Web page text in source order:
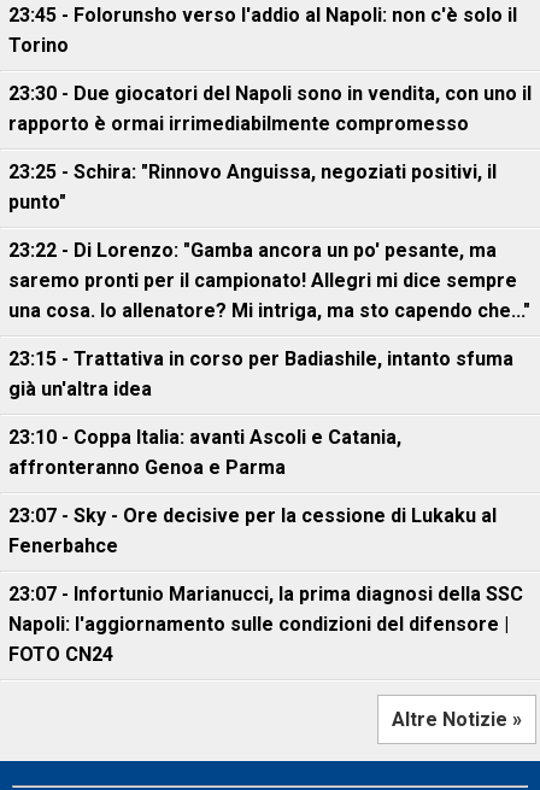
23:45 - Folorunsho verso l'addio al Napoli: non c'è solo il
Torino
23:30 - Due giocatori del Napoli sono in vendita, con uno il
rapporto è ormai irrimediabilmente compromesso
23:25 - Schira: "Rinnovo Anguissa, negoziati positivi, il
punto"
23:22 - Di Lorenzo: "Gamba ancora un po' pesante, ma
saremo pronti per il campionato! Allegri mi dice sempre
una cosa. Io allenatore? Mi intriga, ma sto capendo che..."
23:15 - Trattativa in corso per Badiashile, intanto sfuma
già un'altra idea
23:10 - Coppa Italia: avanti Ascoli e Catania,
affronteranno Genoa e Parma
23:07 - Sky - Ore decisive per la cessione di Lukaku al
Fenerbahce
23:07 - Infortunio Marianucci, la prima diagnosi della SSC
Napoli: l'aggiornamento sulle condizioni del difensore |
FOTO CN24
Altre Notizie »